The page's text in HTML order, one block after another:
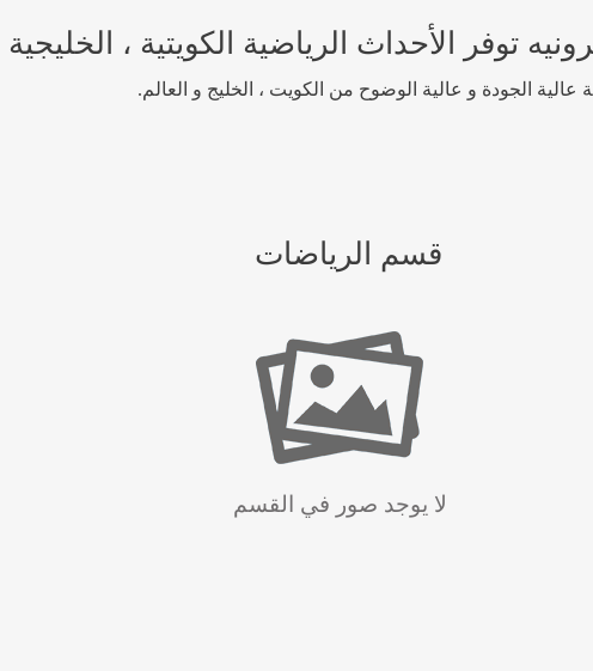
توفر الأحداث الرياضية الكويتية ، الخليجية
قسم الرياضات
لا يوجد صور في القسم